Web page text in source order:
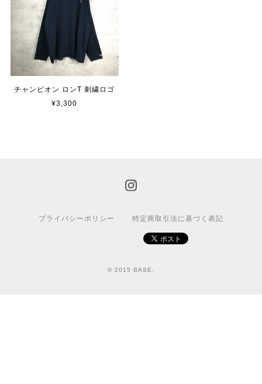
チャンピオン ロンT 刺繍ロゴ
¥3,300
プライバシーポリシー 特定商取引法に基づく表記
© 2015 BASE.